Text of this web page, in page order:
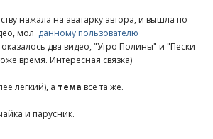
нажала на аватарку автора, и вышла по
мол данному пользователю
оказалось два видео, "Утро Полины" и "Пески
время. Интересная связка)
легкий), а тема все та же.
и парусник.